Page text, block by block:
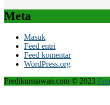
Meta
Masuk
Feed entri
Feed komentar
WordPress.org
Fredikurniawan.com © 2023